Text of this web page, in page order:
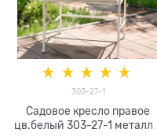
303-27-1
Садовое кресло правое
цв.белый 303-27-1 металл и